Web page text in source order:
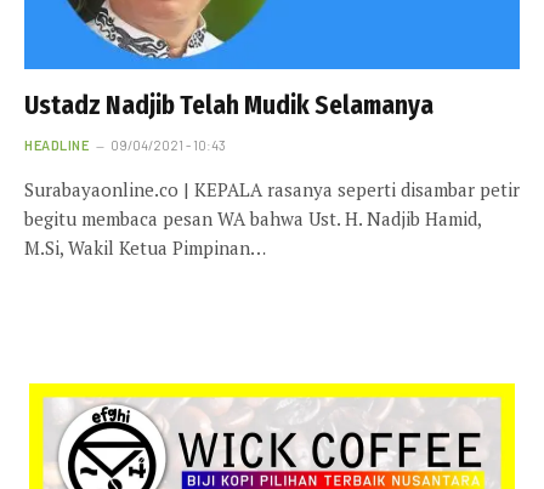
Ustadz Nadjib Telah Mudik Selamanya
HEADLINE 09/04/2021 - 10:43
Surabayaonline.co | KEPALA rasanya seperti disambar petir
begitu membaca pesan WA bahwa Ust. H. Nadjib Hamid,
M.Si, Wakil Ketua Pimpinan…